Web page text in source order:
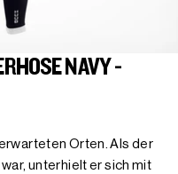
NAVY -
Orten. Als der
unterhielt er sich mit